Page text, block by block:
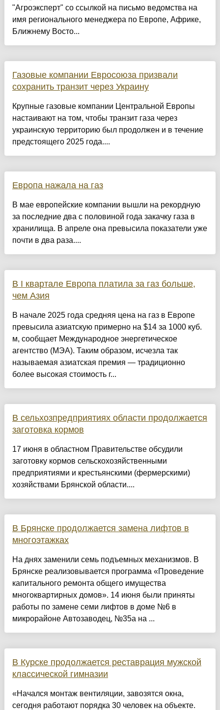
"Агроэксперт" со ссылкой на письмо ведомства на
имя регионального менеджера по Европе, Африке,
Ближнему Восто...
Газовые компании Евросоюза призвали
сохранить транзит через Украину
Крупные газовые компании Центральной Европы
настаивают на том, чтобы транзит газа через
украинскую территорию был продолжен и в течение
предстоящего 2025 года....
Европа нажала на газ
В мае европейские компании вышли на рекордную
за последние два с половиной года закачку газа в
хранилища. В апреле она превысила показатели уже
почти в два раза....
В I квартале Европа платила за газ больше,
чем Азия
В начале 2025 года средняя цена на газ в Европе
превысила азиатскую примерно на $14 за 1000 куб.
м, сообщает Международное энергетическое
агентство (МЭА). Таким образом, исчезла так
называемая азиатская премия — традиционно
более высокая стоимость г...
В сельхозпредприятиях области продолжается
заготовка кормов
17 июня в областном Правительстве обсудили
заготовку кормов сельскохозяйственными
предприятиями и крестьянскими (фермерскими)
хозяйствами Брянской области....
В Брянске продолжается замена лифтов в
многоэтажках
На днях заменили семь подъемных механизмов. В
Брянске реализовывается программа «Проведение
капитального ремонта общего имущества
многоквартирных домов». 14 июня были приняты
работы по замене семи лифтов в доме №6 в
микрорайоне Автозаводец, №35а на ...
В Курске продолжается реставрация мужской
классической гимназии
«Начался монтаж вентиляции, завозятся окна,
сегодня работают порядка 30 человек на объекте.